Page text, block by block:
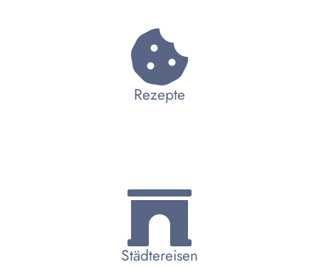
Rezepte
Städtereisen